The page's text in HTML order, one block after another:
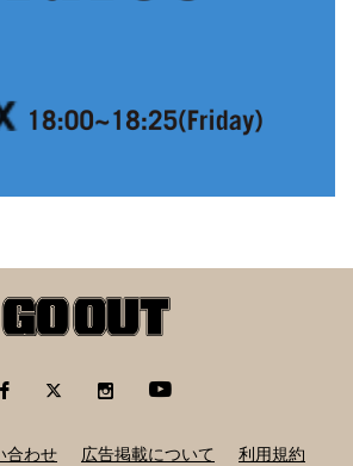
合わせ 広告掲載について
利用規約